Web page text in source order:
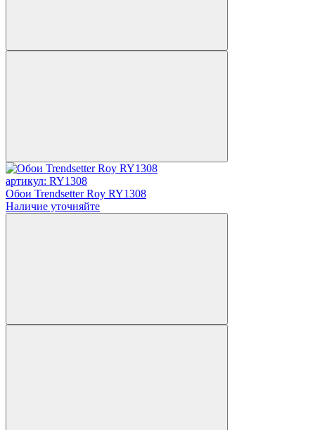
артикул: RY1308
Обои Trendsetter Roy RY1308
Наличие уточняйте